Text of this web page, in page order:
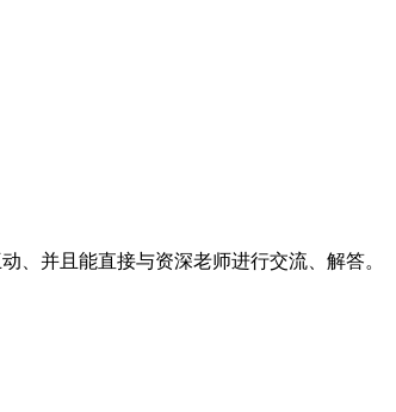
、并且能直接与资深老师进行交流、解答。